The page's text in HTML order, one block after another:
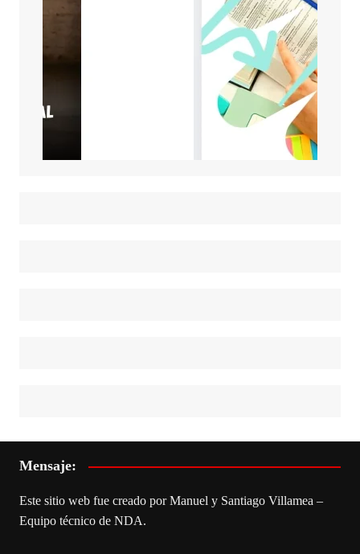
Mensaje:
Este sitio web fue creado por Manuel y Santiago Villamea –
Equipo técnico de NDA.